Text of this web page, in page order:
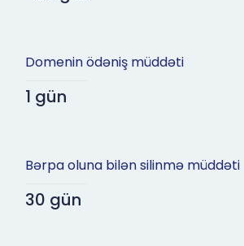
Domenin ödəniş müddəti
1 gün
Bərpa oluna bilən silinmə müddəti
30 gün